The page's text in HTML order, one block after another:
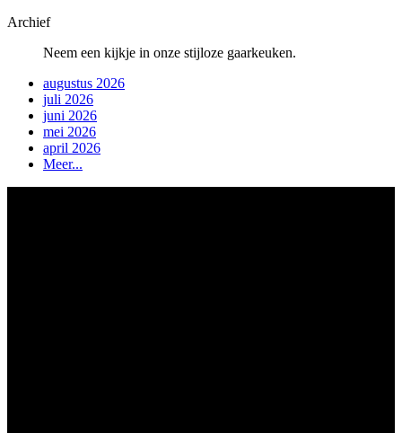
Archief
Neem een kijkje in onze stijloze gaarkeuken.
augustus 2026
juli 2026
juni 2026
mei 2026
april 2026
Meer...